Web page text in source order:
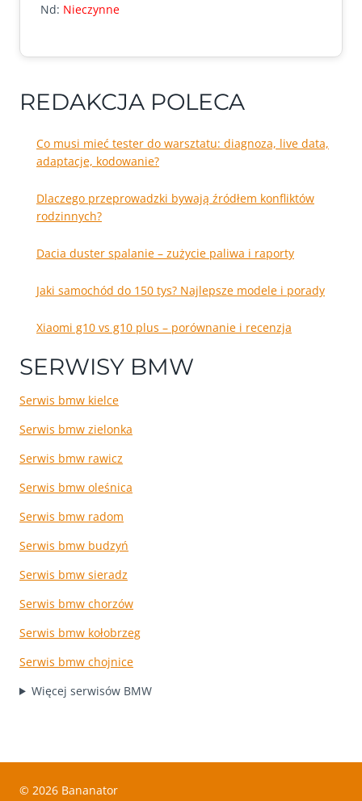
Nd: Nieczynne
REDAKCJA POLECA
Co musi mieć tester do warsztatu: diagnoza, live data,
adaptacje, kodowanie?
Dlaczego przeprowadzki bywają źródłem konfliktów
rodzinnych?
Dacia duster spalanie – zużycie paliwa i raporty
Jaki samochód do 150 tys? Najlepsze modele i porady
Xiaomi g10 vs g10 plus – porównanie i recenzja
SERWISY BMW
Serwis bmw kielce
Serwis bmw zielonka
Serwis bmw rawicz
Serwis bmw oleśnica
Serwis bmw radom
Serwis bmw budzyń
Serwis bmw sieradz
Serwis bmw chorzów
Serwis bmw kołobrzeg
Serwis bmw chojnice
Więcej serwisów BMW
© 2026 Bananator